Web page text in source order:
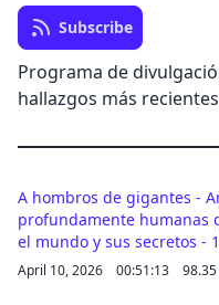
Subscribe
Programa de
hallazgos más
A hombros de gigantes -
profundamente humanas
el mundo y sus secretos -
April 10, 2026 00:51:13